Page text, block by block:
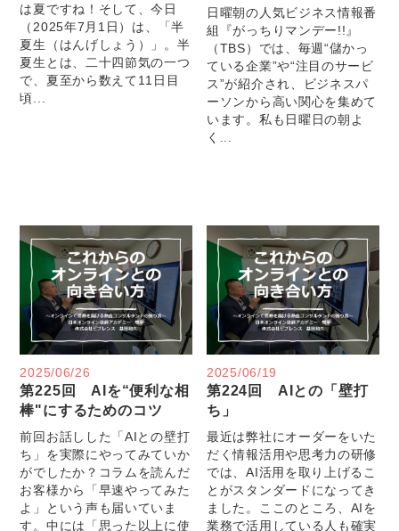
は夏ですね！そして、今日
（2025年7月1日）は、「半
夏生（はんげしょう）」。半
夏生とは、二十四節気の一つ
で、夏至から数えて11日目
頃...
日曜朝の人気ビジネス情報番
組『がっちりマンデー!!』
（TBS）では、毎週“儲かっ
ている企業”や“注目のサービ
ス”が紹介され、ビジネスパ
ーソンから高い関心を集めて
います。私も日曜日の朝よ
く...
2025/06/26
第225回 AIを“便利な相
棒"にするためのコツ
前回お話しした「AIとの壁打
ち」を実際にやってみていか
がでしたか？コラムを読んだ
お客様から「早速やってみた
よ」という声も届いていま
す。中には「思った以上に使
2025/06/19
第224回 AIとの「壁打
ち」
最近は弊社にオーダーをいた
だく情報活用や思考力の研修
では、AI活用を取り上げるこ
とがスタンダードになってき
ました。ここのところ、AIを
業務で活用している人も確実